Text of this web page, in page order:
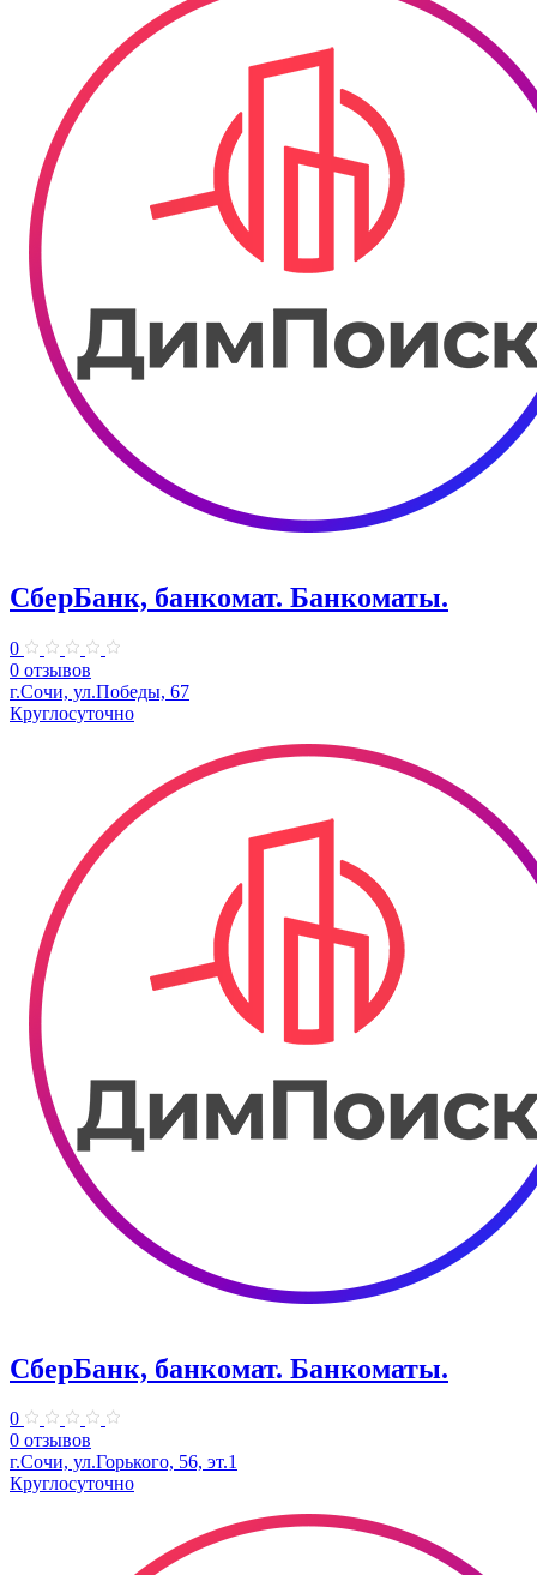
СберБанк, банкомат. Банкоматы.
0
0 отзывов
г.Сочи, ул.Победы, 67
Круглосуточно
СберБанк, банкомат. Банкоматы.
0
0 отзывов
г.Сочи, ул.Горького, 56, эт.1
Круглосуточно